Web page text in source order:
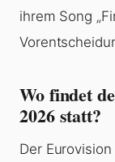
ihrem Song
Wo findet
2026 statt?
Der